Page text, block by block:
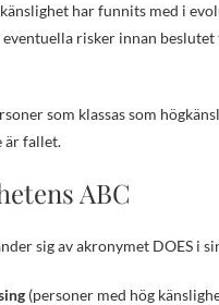
har funnits med i
risker innan
som klassas som
är fallet.
ABC
sig av akronymet DOES i
(personer med hög